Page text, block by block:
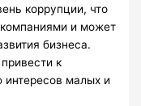
коррупции, что
и может
бизнеса.
к
малых и